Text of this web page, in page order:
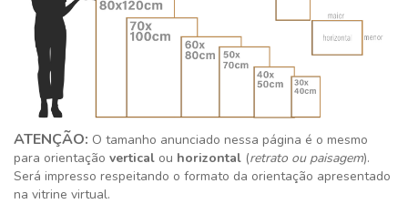
ATENÇÃO: O tamanho anunciado nessa página é o mesmo
para orientação vertical ou horizontal (retrato ou paisagem).
Será impresso respeitando o formato da orientação apresentado
na vitrine virtual.